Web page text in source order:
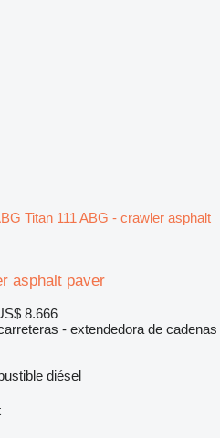
Titan 111 ABG - crawler asphalt
asphalt paver
8.666
- extendedora de cadenas
diésel